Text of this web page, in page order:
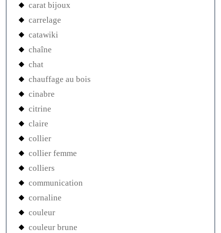
carat bijoux
carrelage
catawiki
chaîne
chat
chauffage au bois
cinabre
citrine
claire
collier
collier femme
colliers
communication
cornaline
couleur
couleur brune